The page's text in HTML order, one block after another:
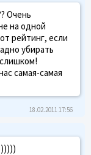
Очень
на одной
рейтинг, если
убирать
самая-самая
18.02.2011 17:56